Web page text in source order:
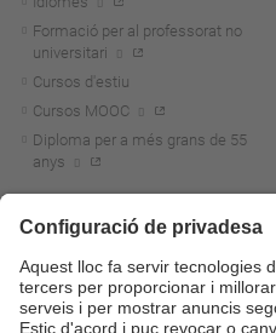
Formació per al professorat no
universitari
Cursos d'estiu
Cursos MOOC
Diploma per a més grans de 55
anys
Actualitat R+D+I
La recerca a la UPC
La transferència, l'emprenedoria i
la innovació a la UPC